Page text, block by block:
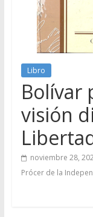
Libro
Bolívar
visión
noviembre 28,
Prócer de la